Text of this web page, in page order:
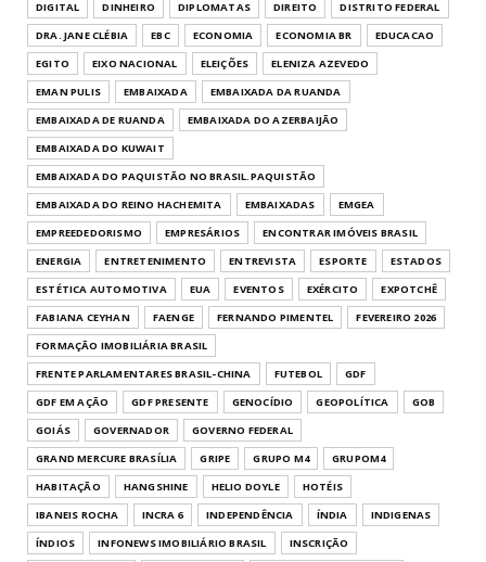
DIGITAL
DINHEIRO DIPLOMATAS DIREITO
DISTRITO FEDERAL
DRA. JANE CLÉBIA
EBC ECONOMIA ECONOMIA BR
EDUCACAO
EGITO
EIXO NACIONAL ELEIÇÕES
ELENIZA AZEVEDO
EMAN PULIS
EMBAIXADA
EMBAIXADA DA RUANDA
EMBAIXADA DE RUANDA
EMBAIXADA DO AZERBAIJÃO
EMBAIXADA DO KUWAIT
EMBAIXADA DO PAQUISTÃO NO BRASIL.PAQUISTÃO
EMBAIXADA DO REINO HACHEMITA
EMBAIXADAS
EMGEA
EMPREEDEDORISMO
EMPRESÁRIOS
ENCONTRAR IMÓVEIS BRASIL
ENERGIA
ENTRETENIMENTO ENTREVISTA ESPORTE
ESTADOS
ESTÉTICA AUTOMOTIVA
EUA EVENTOS EXÉRCITO
EXPOTCHÊ
FABIANA CEYHAN
FAENGE FERNANDO PIMENTEL
FEVEREIRO 2026
FORMAÇÃO IMOBILIÁRIA BRASIL
FRENTE PARLAMENTARES BRASIL-CHINA
FUTEBOL
GDF
GDF EM AÇÃO
GDF PRESENTE GENOCÍDIO GEOPOLÍTICA
GOB
GOIÁS
GOVERNADOR
GOVERNO FEDERAL
GRAND MERCURE BRASÍLIA
GRIPE GRUPO M4
GRUPOM4
HABITAÇÃO
HANGSHINE HELIO DOYLE
HOTÉIS
IBANEIS ROCHA
INCRA 6 INDEPENDÊNCIA ÍNDIA
INDIGENAS
ÍNDIOS
INFONEWS IMOBILIÁRIO BRASIL
INSCRIÇÃO